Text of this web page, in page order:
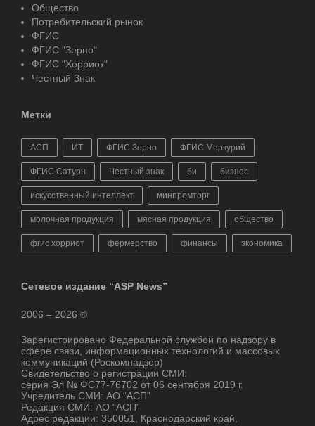
Общество
Потребительский рынок
ФГИС
ФГИС "Зерно"
ФГИС "Хорриот"
Честный Знак
Метки
АСП ИТ ФГИС Зерно ФГИС Меркурий
ФГИС Сатурн Честный знак би бизнес
искусственный интеллект минпромторг
молочная продукция мясная продукция общество
фгис хорриот фермерство финансы экономика
Сетевое издание “ASP News”
2006 – 2026 ©
Зарегистрировано Федеральной службой по надзору в
сфере связи, информационных технологий и массовых
коммуникаций (Роскомнадзор)
Свидетельство о регистрации СМИ:
серия Эл № ФС77-76702 от 06 сентября 2019 г.
Учредитель СМИ: АО “АСП”
Редакция СМИ: АО “АСП”
Адрес редакции: 350051, Краснодарский край,